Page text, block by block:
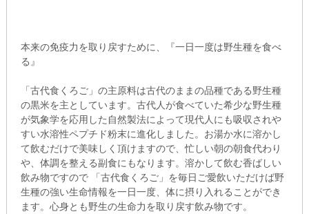
本来の免疫力を取り戻すために、『一日一度は野生種を食べ
る』
「古代食くろご」の主原料は古代のままの品種である野生種
の黒米を主としています。古代人が食べていた希少な野生種
が気象学を応用した自然製法によって現代人にも吸収されや
すい水溶性ペプチド粉末に進化しました。お湯か水に溶かし
て飲むだけで美味しく頂けますので、忙しい朝の朝食代わり
や、体調を整える副食にもなります。溶かして飲む香ばしい
飲み物ですので 「古代食くろご」を毎日ご愛飲いただけば野
生種の強い生命情報を一日一度、体に摂り入れることができ
ます。心身とも野生の生命力を取り戻す飲み物です。